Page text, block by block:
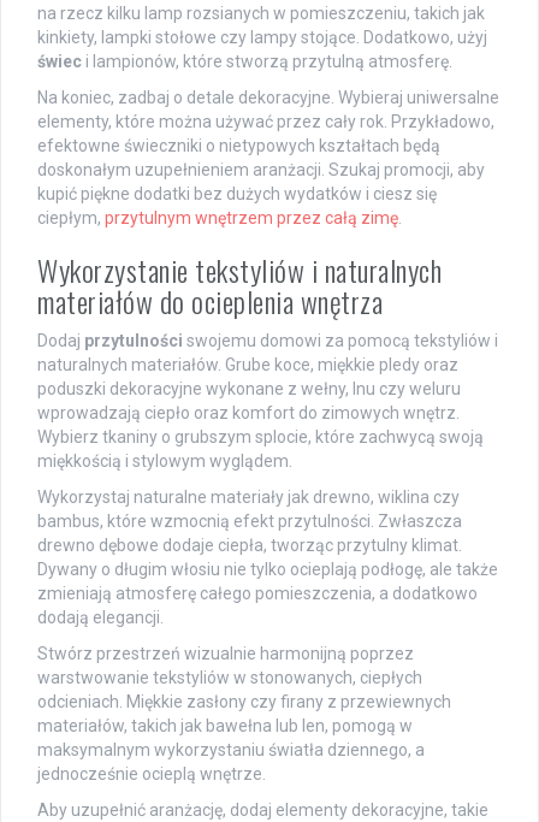
na rzecz kilku lamp rozsianych w pomieszczeniu, takich jak
kinkiety, lampki stołowe czy lampy stojące. Dodatkowo, użyj
świec i lampionów, które stworzą przytulną atmosferę.
Na koniec, zadbaj o detale dekoracyjne. Wybieraj uniwersalne
elementy, które można używać przez cały rok. Przykładowo,
efektowne świeczniki o nietypowych kształtach będą
doskonałym uzupełnieniem aranżacji. Szukaj promocji, aby
kupić piękne dodatki bez dużych wydatków i ciesz się
ciepłym, przytulnym wnętrzem przez całą zimę
Wykorzystanie tekstyliów i naturalnych
materiałów do ocieplenia wnętrza
Dodaj przytulności swojemu domowi za pomocą tekstyliów i
naturalnych materiałów. Grube koce, miękkie pledy oraz
poduszki dekoracyjne wykonane z wełny, lnu czy weluru
wprowadzają ciepło oraz komfort do zimowych wnętrz.
Wybierz tkaniny o grubszym splocie, które zachwycą swoją
miękkością i stylowym wyglądem.
Wykorzystaj naturalne materiały jak drewno, wiklina czy
bambus, które wzmocnią efekt przytulności. Zwłaszcza
drewno dębowe dodaje ciepła, tworząc przytulny klimat.
Dywany o długim włosiu nie tylko ocieplają podłogę, ale także
zmieniają atmosferę całego pomieszczenia, a dodatkowo
dodają elegancji.
Stwórz przestrzeń wizualnie harmonijną poprzez
warstwowanie tekstyliów w stonowanych, ciepłych
odcieniach. Miękkie zasłony czy firany z przewiewnych
materiałów, takich jak bawełna lub len, pomogą w
maksymalnym wykorzystaniu światła dziennego, a
jednocześnie ocieplą wnętrze.
Aby uzupełnić aranżację, dodaj elementy dekoracyjne, takie